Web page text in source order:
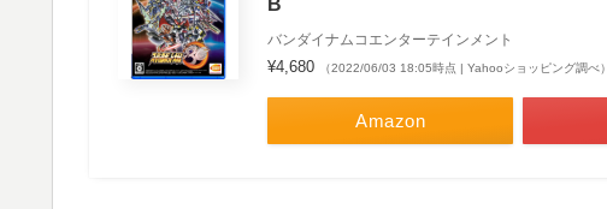
B
バンダイナムコエンターテインメント
¥4,680 （2022/06/03 18:05時点 | Yahooショッピング調べ）
Amazon